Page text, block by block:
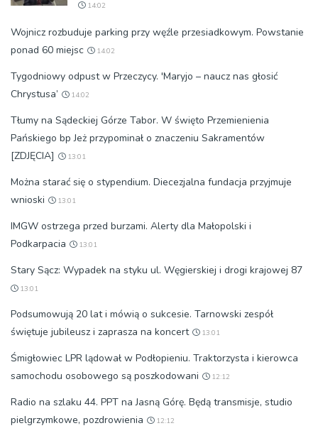
14:02
Wojnicz rozbuduje parking przy węźle przesiadkowym. Powstanie
ponad 60 miejsc
14:02
Tygodniowy odpust w Przeczycy. 'Maryjo – naucz nas głosić
Chrystusa’
14:02
Tłumy na Sądeckiej Górze Tabor. W święto Przemienienia
Pańskiego bp Jeż przypominał o znaczeniu Sakramentów
[ZDJĘCIA]
13:01
Można starać się o stypendium. Diecezjalna fundacja przyjmuje
wnioski
13:01
IMGW ostrzega przed burzami. Alerty dla Małopolski i
Podkarpacia
13:01
Stary Sącz: Wypadek na styku ul. Węgierskiej i drogi krajowej 87
13:01
Podsumowują 20 lat i mówią o sukcesie. Tarnowski zespół
świętuje jubileusz i zaprasza na koncert
13:01
Śmigłowiec LPR lądował w Podłopieniu. Traktorzysta i kierowca
samochodu osobowego są poszkodowani
12:12
Radio na szlaku 44. PPT na Jasną Górę. Będą transmisje, studio
pielgrzymkowe, pozdrowienia
12:12